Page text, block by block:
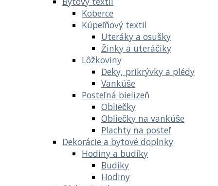
Koberce
Kúpeľňový textil
Uteráky a osušky
Žinky a uteráčiky
Lôžkoviny
Deky, prikrývky a plédy
Vankúše
Posteľná bielizeň
Obliečky
Obliečky na vankúše
Plachty na posteľ
Dekorácie a bytové doplnky
Hodiny a budíky
Budíky
Hodiny